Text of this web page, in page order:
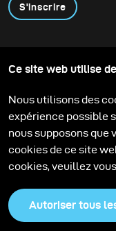
S'inscrire
Contactez-nous
Support
Media Center
Ce site web utilise
Nous utilisons des
expérience possible
nous supposons que
cookies de ce site
cookies, veuillez
Autoriser tous